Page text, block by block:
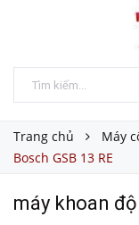
Trang chủ Máy
Bosch GSB 13 RE
máy khoan